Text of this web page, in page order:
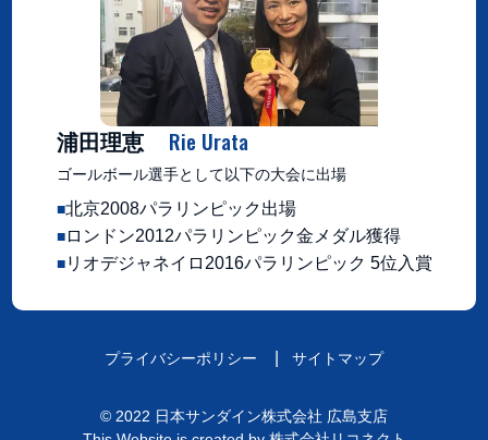
浦田理恵 Rie Urata
ゴールボール選手として以下の大会に出場
北京2008パラリンピック出場
ロンドン2012パラリンピック金メダル獲得
リオデジャネイロ2016パラリンピック 5位入賞
プライバシーポリシー サイトマップ
© 2022 日本サンダイン株式会社 広島支店